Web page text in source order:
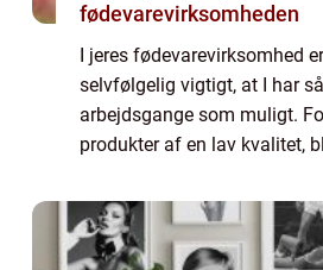
fødevarevirksomheden
I jeres fødevarevirksomhed
selvfølgelig vigtigt, at I har
arbejdsgange som muligt.
produkter af en lav kvalitet,
Det er selvfølgelig noget, der